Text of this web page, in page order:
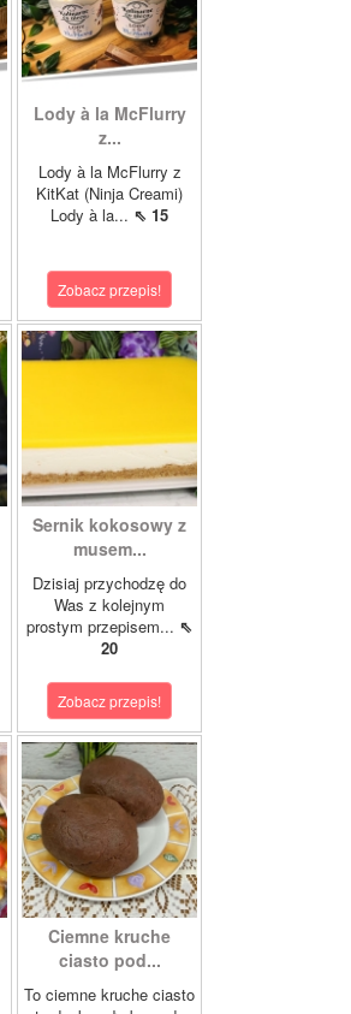
Lody à la McFlurry
z...
Lody à la McFlurry z
KitKat (Ninja Creami)
Lody à la... ⇖ 15
Zobacz przepis!
Sernik kokosowy z
musem...
Dzisiaj przychodzę do
Was z kolejnym
prostym przepisem... ⇖
20
Zobacz przepis!
Ciemne kruche
ciasto pod...
To ciemne kruche ciasto